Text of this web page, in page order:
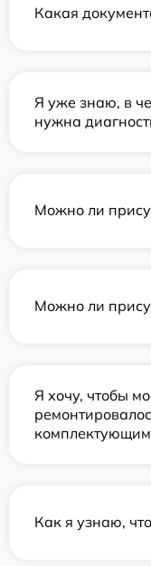
Какая
Я уже знаю, в
нужна
Можно ли
Можно ли
Я хочу, чтобы
Как я узнаю,